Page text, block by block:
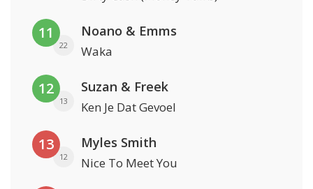
11
22
Noano & Emms
Waka
12
13
Suzan & Freek
Ken Je Dat Gevoel
13
12
Myles Smith
Nice To Meet You